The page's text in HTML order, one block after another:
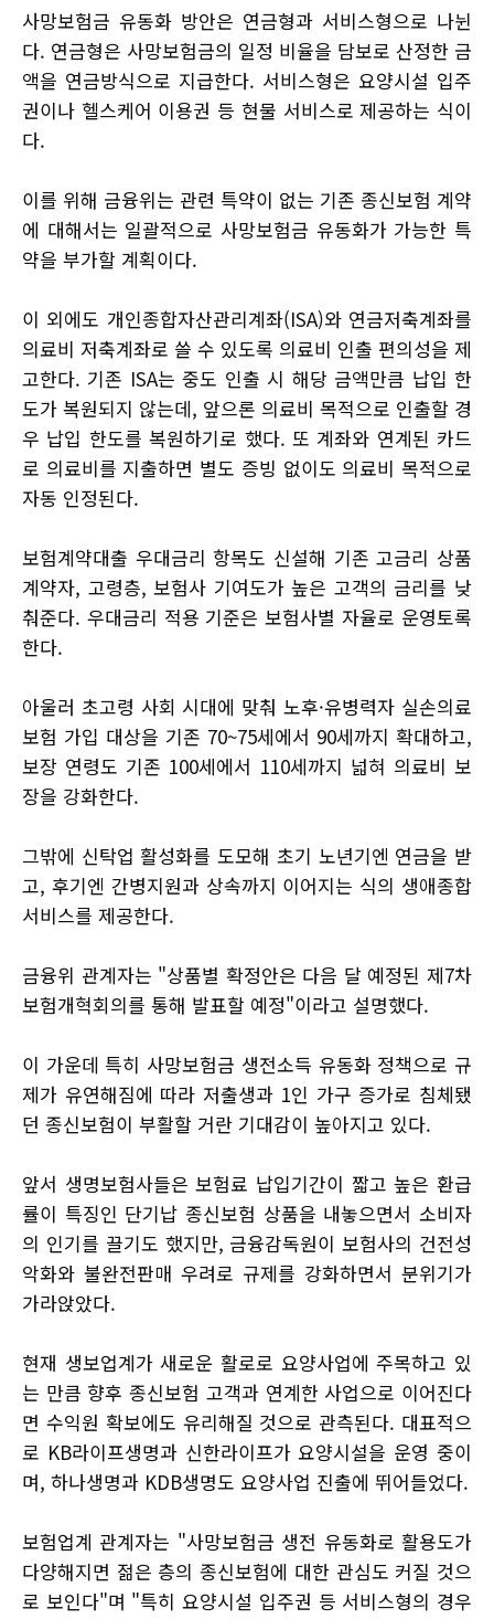
사망보험금 유동화 방안은 연금형과 서비스형으로 나뉜
다. 연금형은 사망보험금의 일정 비율을 담보로 산정한 금
액을 연금방식으로 지급한다. 서비스형은 요양시설 입주
권이나 헬스케어 이용권 등 현물 서비스로 제공하는 식이
다.
이를 위해 금융위는 관련 특약이 없는 기존 종신보험 계약
에 대해서는 일괄적으로 사망보험금 유동화가 가능한 특
약을 부가할 계획이다.
이 외에도 개인종합자산관리계좌(ISA)와 연금저축계좌를
의료비 저축계좌로 쓸 수 있도록 의료비 인출 편의성을 제
고한다. 기존 ISA는 중도 인출 시 해당 금액만큼 납입 한
도가 복원되지 않는데, 앞으론 의료비 목적으로 인출할 경
우 납입 한도를 복원하기로 했다. 또 계좌와 연계된 카드
로 의료비를 지출하면 별도 증빙 없이도 의료비 목적으로
자동 인정된다.
보험계약대출 우대금리 항목도 신설해 기존 고금리 상품
계약자, 고령층, 보험사 기여도가 높은 고객의 금리를 낮
춰준다. 우대금리 적용 기준은 보험사별 자율로 운영토록
한다.
아울러 초고령 사회 시대에 맞춰 노후·유병력자 실손의료
보험 가입 대상을 기존 70~75세에서 90세까지 확대하고,
보장 연령도 기존 100세에서 110세까지 넓혀 의료비 보
장을 강화한다.
그밖에 신탁업 활성화를 도모해 초기 노년기엔 연금을 받
고, 후기엔 간병지원과 상속까지 이어지는 식의 생애종합
서비스를 제공한다.
금융위 관계자는 "상품별 확정안은 다음 달 예정된 제7차
보험개혁회의를 통해 발표할 예정"이라고 설명했다.
이 가운데 특히 사망보험금 생전소득 유동화 정책으로 규
제가 유연해짐에 따라 저출생과 1인 가구 증가로 침체됐
던 종신보험이 부활할 거란 기대감이 높아지고 있다.
앞서 생명보험사들은 보험료 납입기간이 짧고 높은 환급
률이 특징인 단기납 종신보험 상품을 내놓으면서 소비자
의 인기를 끌기도 했지만, 금융감독원이 보험사의 건전성
악화와 불완전판매 우려로 규제를 강화하면서 분위기가
가라앉았다.
현재 생보업계가 새로운 활로로 요양사업에 주목하고 있
는 만큼 향후 종신보험 고객과 연계한 사업으로 이어진다
면 수익원 확보에도 유리해질 것으로 관측된다. 대표적으
로 KB라이프생명과 신한라이프가 요양시설을 운영 중이
며, 하나생명과 KDB생명도 요양사업 진출에 뛰어들었다.
보험업계 관계자는 "사망보험금 생전 유동화로 활용도가
다양해지면 젊은 층의 종신보험에 대한 관심도 커질 것으
로 보인다"며 "특히 요양시설 입주권 등 서비스형의 경우